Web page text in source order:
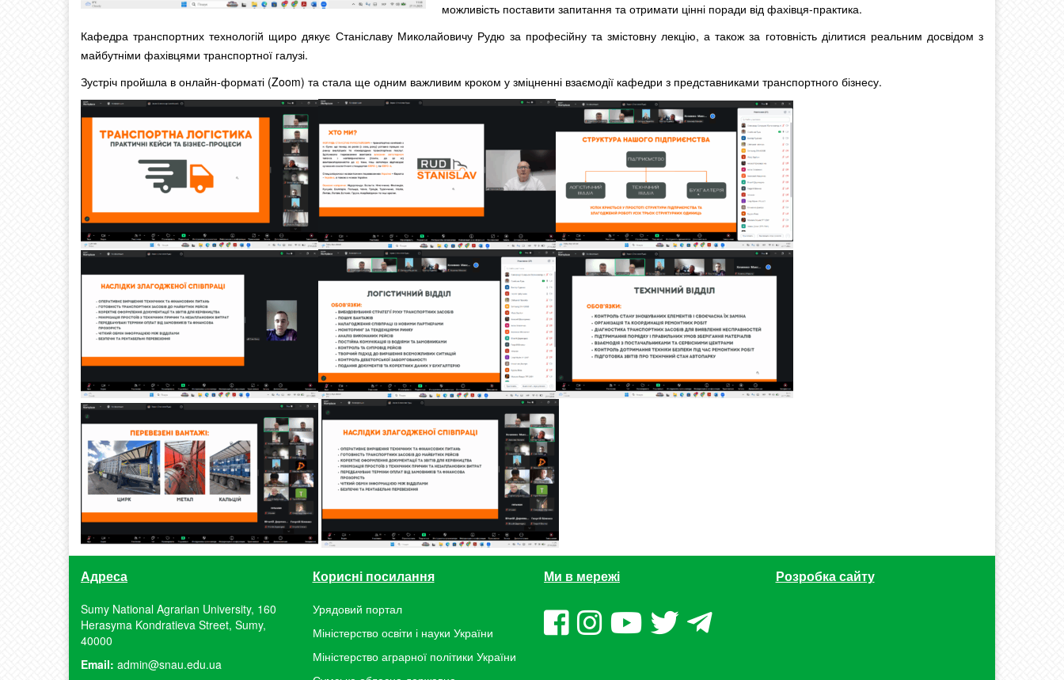
можливість поставити запитання та отримати цінні поради від фахівця-практика.
Кафедра транспортних технологій щиро дякує Станіславу Миколайовичу Рудю за професійну та змістовну лекцію, а також за готовність ділитися реальним досвідом з
майбутніми фахівцями транспортної галузі.
Зустріч пройшла в онлайн-форматі (Zoom) та стала ще одним важливим кроком у зміцненні взаємодії кафедри з представниками транспортного бізнесу.
Адреса
Sumy National Agrarian University, 160
Herasyma Kondratieva Street, Sumy,
40000
Email: admin@snau.edu.ua
Корисні посилання
Урядовий портал
Міністерство освіти і науки України
Міністерство аграрної політики України
Ми в мережі Розробка сайту